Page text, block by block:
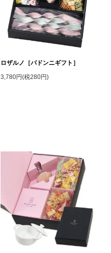
ロザルノ［パドンニギフト］
3,780円(税280円)